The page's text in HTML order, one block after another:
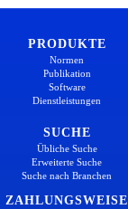
PRODUKTE
Normen
Publikation
Software
Dienstleistungen
SUCHE
Übliche Suche
Erweiterte Suche
Suche nach Branchen
ZAHLUNGSWEISE